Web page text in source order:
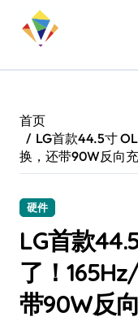
首页
LG首款44.5寸
换，还带90W反向
硬件
LG首款
了！
带90W反